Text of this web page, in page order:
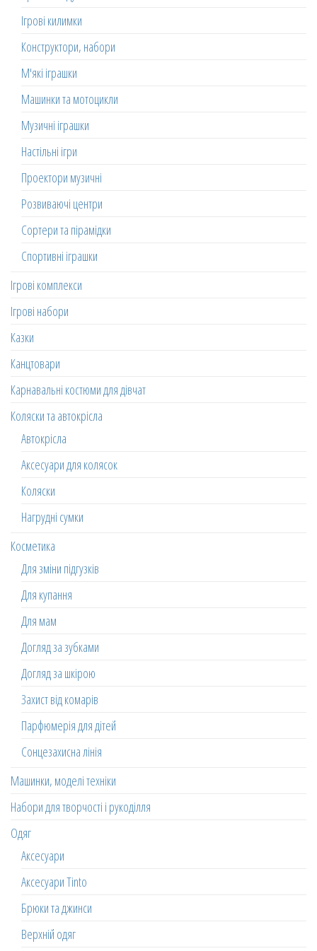
Ігрові килимки
Конструктори, набори
М'які іграшки
Машинки та мотоцикли
Музичні іграшки
Настільні ігри
Проектори музичні
Розвиваючі центри
Сортери та пірамідки
Спортивні іграшки
Ігрові комплекси
Ігрові набори
Казки
Канцтовари
Карнавальні костюми для дівчат
Коляски та автокрісла
Автокрісла
Аксесуари для колясок
Коляски
Нагрудні сумки
Косметика
Для зміни підгузків
Для купання
Для мам
Догляд за зубками
Догляд за шкірою
Захист від комарів
Парфюмерія для дітей
Сонцезахисна лінія
Машинки, моделі техніки
Набори для творчості і рукоділля
Одяг
Аксесуари
Аксесуари Tinto
Брюки та джинси
Верхній одяг